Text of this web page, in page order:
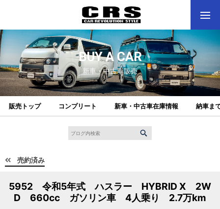
BUY A CAR
新車・中古車販売
販売トップ コンプリート 新車・中古車在庫情報 納車ま
売約済み
5952 令和5年式 ハスラー HYBRID X 2W
D 660cc ガソリン車 4人乗り 2.7万km